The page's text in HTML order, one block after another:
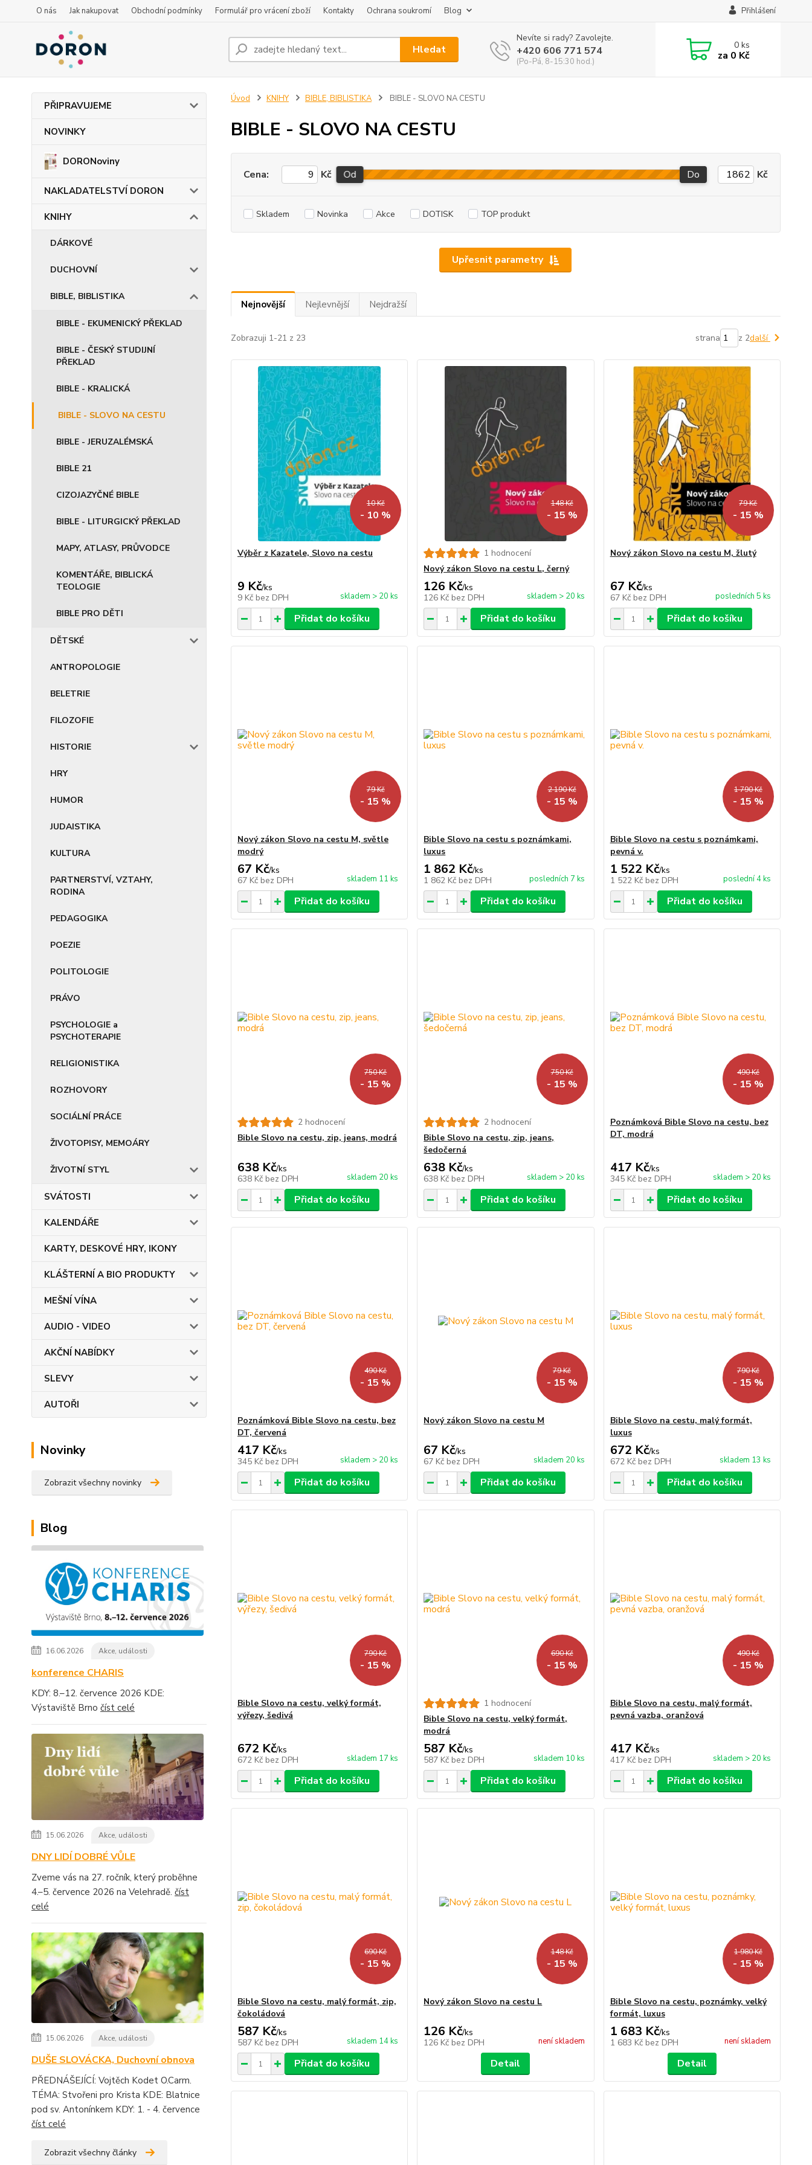
O nás Jak nakupovat Obchodní podmínky Formulář pro vrácení zboží Kontakty Ochrana soukromí Blog Přihlášení
Hledat
Nevíte si rady? Zavolejte.
+420 606 771 574
(Po-Pá, 8-15:30 hod.)
0ks
za 0 Kč
PŘIPRAVUJEME
NOVINKY
DORONoviny
NAKLADATELSTVÍ DORON
KNIHY
DÁRKOVÉ
DUCHOVNÍ
BIBLE, BIBLISTIKA
BIBLE - EKUMENICKÝ PŘEKLAD
BIBLE - ČESKÝ STUDIJNÍ
PŘEKLAD
BIBLE - KRALICKÁ
BIBLE - SLOVO NA CESTU
BIBLE - JERUZALÉMSKÁ
BIBLE 21
CIZOJAZYČNÉ BIBLE
BIBLE - LITURGICKÝ PŘEKLAD
MAPY, ATLASY, PRŮVODCE
KOMENTÁŘE, BIBLICKÁ
TEOLOGIE
BIBLE PRO DĚTI
DĚTSKÉ
ANTROPOLOGIE
BELETRIE
FILOZOFIE
HISTORIE
HRY
HUMOR
JUDAISTIKA
KULTURA
PARTNERSTVÍ, VZTAHY,
RODINA
PEDAGOGIKA
POEZIE
POLITOLOGIE
PRÁVO
PSYCHOLOGIE a
PSYCHOTERAPIE
RELIGIONISTIKA
ROZHOVORY
SOCIÁLNÍ PRÁCE
ŽIVOTOPISY, MEMOÁRY
ŽIVOTNÍ STYL
SVÁTOSTI
KALENDÁŘE
KARTY, DESKOVÉ HRY, IKONY
KLÁŠTERNÍ A BIO PRODUKTY
MEŠNÍ VÍNA
AUDIO - VIDEO
AKČNÍ NABÍDKY
SLEVY
AUTOŘI
Novinky
Zobrazit všechny novinky
Blog
16.06.2026 Akce, události
konference CHARIS
KDY: 8.–12. července 2026 KDE:
Výstaviště Brno číst celé
15.06.2026 Akce, události
DNY LIDÍ DOBRÉ VŮLE
Zveme vás na 27. ročník, který proběhne
4.–5. července 2026 na Velehradě. číst
celé
15.06.2026 Akce, události
DUŠE SLOVÁCKA, Duchovní obnova
PŘEDNÁŠEJÍCÍ: Vojtěch Kodet O.Carm.
TÉMA: Stvořeni pro Krista KDE: Blatnice
pod sv. Antonínkem KDY: 1. - 4. července
číst celé
Zobrazit všechny články
Úvod KNIHY BIBLE, BIBLISTIKA BIBLE - SLOVO NA CESTU
BIBLE - SLOVO NA CESTU
Upřesnit parametry
Cena: Kč Od Do Kč
Skladem Novinka Akce DOTISK TOP produkt
Nejnovější Nejlevnější Nejdražší
Zobrazuji 1-21 z 23 strana z 2další
10 Kč
- 10 %
Výběr z Kazatele, Slovo na cestu
9 Kč/ks
9 Kč bez DPH skladem > 20 ks
Přidat do košíku
148 Kč
- 15 %
1 hodnocení
Nový zákon Slovo na cestu L, černý
126 Kč/ks
126 Kč bez DPH skladem > 20 ks
Přidat do košíku
79 Kč
- 15 %
Nový zákon Slovo na cestu M, žlutý
67 Kč/ks
67 Kč bez DPH posledních 5 ks
Přidat do košíku
79 Kč
- 15 %
Nový zákon Slovo na cestu M, světle
modrý
67 Kč/ks
67 Kč bez DPH skladem 11 ks
Přidat do košíku
2 190 Kč
- 15 %
Bible Slovo na cestu s poznámkami,
luxus
1 862 Kč/ks
1 862 Kč bez DPH posledních 7 ks
Přidat do košíku
1 790 Kč
- 15 %
Bible Slovo na cestu s poznámkami,
pevná v.
1 522 Kč/ks
1 522 Kč bez DPH poslední 4 ks
Přidat do košíku
750 Kč
- 15 %
2 hodnocení
Bible Slovo na cestu, zip, jeans, modrá
638 Kč/ks
638 Kč bez DPH skladem 20 ks
Přidat do košíku
750 Kč
- 15 %
2 hodnocení
Bible Slovo na cestu, zip, jeans,
šedočerná
638 Kč/ks
638 Kč bez DPH skladem > 20 ks
Přidat do košíku
490 Kč
- 15 %
Poznámková Bible Slovo na cestu, bez
DT, modrá
417 Kč/ks
345 Kč bez DPH skladem > 20 ks
Přidat do košíku
490 Kč
- 15 %
Poznámková Bible Slovo na cestu, bez
DT, červená
417 Kč/ks
345 Kč bez DPH skladem > 20 ks
Přidat do košíku
79 Kč
- 15 %
Nový zákon Slovo na cestu M
67 Kč/ks
67 Kč bez DPH skladem 20 ks
Přidat do košíku
790 Kč
- 15 %
Bible Slovo na cestu, malý formát,
luxus
672 Kč/ks
672 Kč bez DPH skladem 13 ks
Přidat do košíku
790 Kč
- 15 %
Bible Slovo na cestu, velký formát,
výřezy, šedivá
672 Kč/ks
672 Kč bez DPH skladem 17 ks
Přidat do košíku
690 Kč
- 15 %
1 hodnocení
Bible Slovo na cestu, velký formát,
modrá
587 Kč/ks
587 Kč bez DPH skladem 10 ks
Přidat do košíku
490 Kč
- 15 %
Bible Slovo na cestu, malý formát,
pevná vazba, oranžová
417 Kč/ks
417 Kč bez DPH skladem > 20 ks
Přidat do košíku
690 Kč
- 15 %
Bible Slovo na cestu, malý formát, zip,
čokoládová
587 Kč/ks
587 Kč bez DPH skladem 14 ks
Přidat do košíku
148 Kč
- 15 %
Nový zákon Slovo na cestu L
126 Kč/ks
126 Kč bez DPH není skladem
Detail
1 980 Kč
- 15 %
Bible Slovo na cestu, poznámky, velký
formát, luxus
1 683 Kč/ks
1 683 Kč bez DPH není skladem
Detail